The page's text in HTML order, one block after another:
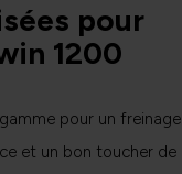
pour
1200
pour un freinage
et un bon toucher de